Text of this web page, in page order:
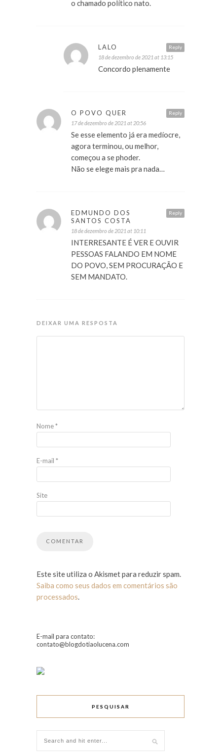
o chamado político nato.
Reply
LALO
18 de dezembro de 2021 at 13:15
Concordo plenamente
Reply
O POVO QUER
17 de dezembro de 2021 at 20:56
Se esse elemento já era medíocre,
agora terminou, ou melhor,
começou a se phoder.
Não se elege mais pra nada…
Reply
EDMUNDO DOS
SANTOS COSTA
18 de dezembro de 2021 at 10:11
INTERRESANTE É VER E OUVIR
PESSOAS FALANDO EM NOME
DO POVO, SEM PROCURAÇÃO E
SEM MANDATO.
DEIXAR UMA RESPOSTA
Nome*
E-mail *
Site
Este site utiliza o Akismet para reduzir spam.
Saiba como seus dados em comentários são
processados.
E-mail para contato:
contato@blogdotiaolucena.com
PESQUISAR